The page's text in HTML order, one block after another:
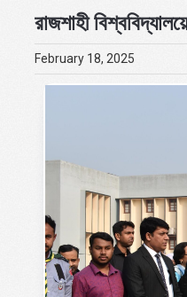
রাজশাহী
February 18, 2025